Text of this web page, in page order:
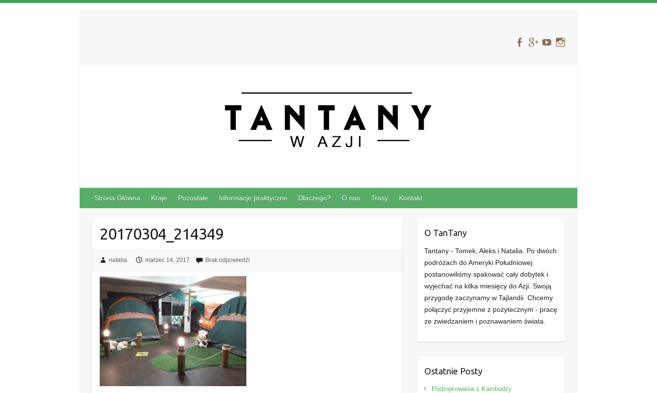
Strona Główna Kraje Pozostałe Informacje praktyczne Dlaczego? O nas Trasy Kontakt
20170304_214349
natalia marzec 14, 2017 Brak odpowiedzi
O TanTany
Tantany - Tomek, Aleks i Natalia. Po dwóch
podróżach do Ameryki Południowej
postanowiliśmy spakować cały dobytek i
wyjechać na kilka miesięcy do Azji. Swoją
przygodę zaczynamy w Tajlandii. Chcemy
połączyć przyjemne z pożytecznym - pracę
ze zwiedzaniem i poznawaniem świata.
Ostatnie Posty
Podziękowania z Kambodży